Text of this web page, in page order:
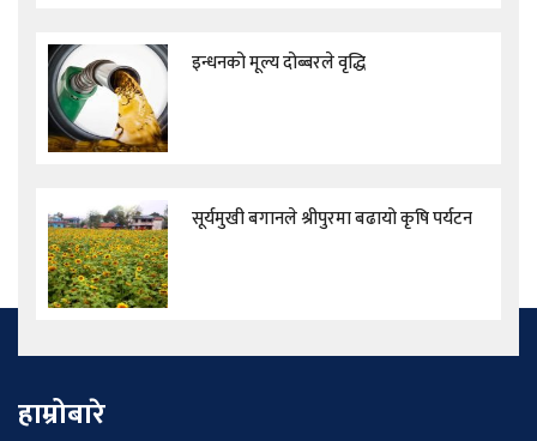
इन्धनको मूल्य दोब्बरले वृद्धि
सूर्यमुखी बगानले श्रीपुरमा बढायो कृषि पर्यटन
हाम्रोबारे